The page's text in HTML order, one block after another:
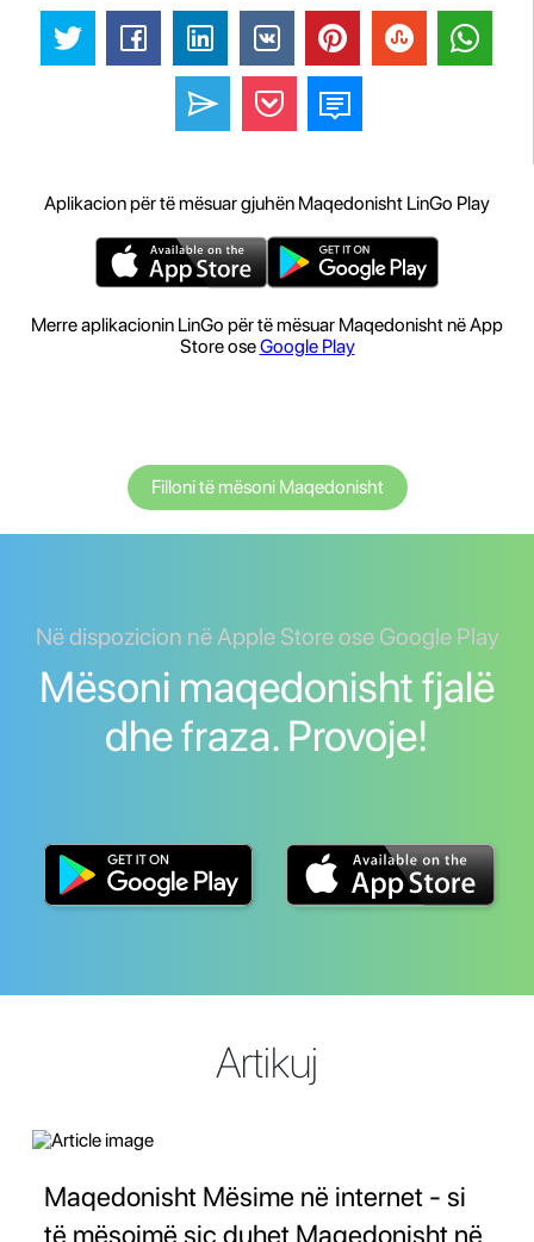
Aplikacion për të mësuar gjuhën Maqedonisht LinGo Play
Merre aplikacionin LinGo për të mësuar Maqedonisht në App
Store oseGoogle Play
Filloni të mësoni Maqedonisht
Në dispozicion në Apple Store ose Google Play
Mësoni maqedonisht fjalë
dhe fraza. Provoje!
Artikuj
Maqedonisht Mësime në internet - si
të mësojmë siç duhet Maqedonisht në